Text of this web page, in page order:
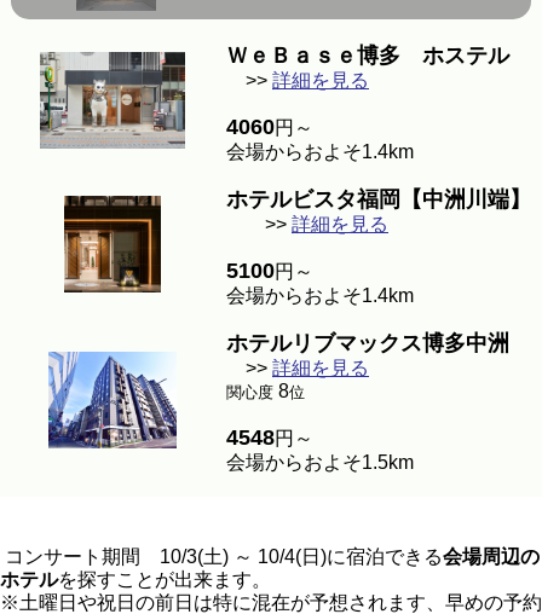
ＷｅＢａｓｅ博多 ホステル
>> 詳細を見る
4060円～
会場からおよそ1.4km
ホテルビスタ福岡【中洲川端】
>> 詳細を見る
5100円～
会場からおよそ1.4km
ホテルリブマックス博多中洲
>> 詳細を見る
関心度 8位
4548円～
会場からおよそ1.5km
コンサート期間 10/3(土) ～ 10/4(日)に宿泊できる会場周辺の
ホテルを探すことが出来ます。
※土曜日や祝日の前日は特に混在が予想されます、早めの予約